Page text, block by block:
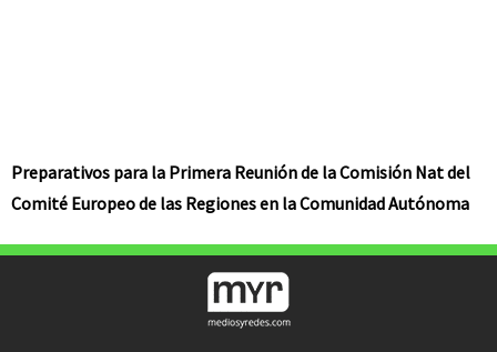
Preparativos para la Primera Reunión de la Comisión Nat del
Comité Europeo de las Regiones en la Comunidad Autónoma